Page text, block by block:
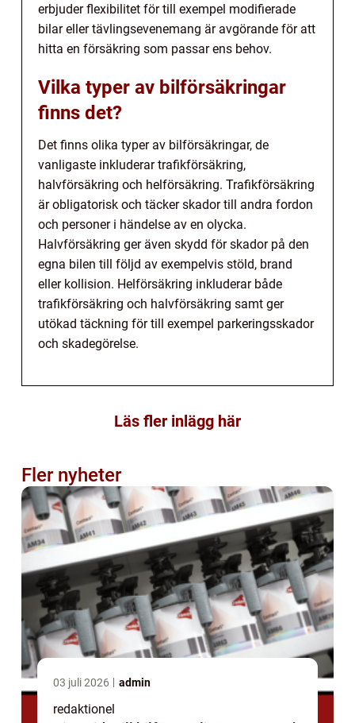
erbjuder flexibilitet för till exempel modifierade
bilar eller tävlingsevenemang är avgörande för att
hitta en försäkring som passar ens behov.
Vilka typer av bilförsäkringar
finns det?
Det finns olika typer av bilförsäkringar, de
vanligaste inkluderar trafikförsäkring,
halvförsäkring och helförsäkring. Trafikförsäkring
är obligatorisk och täcker skador till andra fordon
och personer i händelse av en olycka.
Halvförsäkring ger även skydd för skador på den
egna bilen till följd av exempelvis stöld, brand
eller kollision. Helförsäkring inkluderar både
trafikförsäkring och halvförsäkring samt ger
utökad täckning för till exempel parkeringsskador
och skadegörelse.
Läs fler inlägg här
Fler nyheter
03 juli 2026 admin
redaktionel